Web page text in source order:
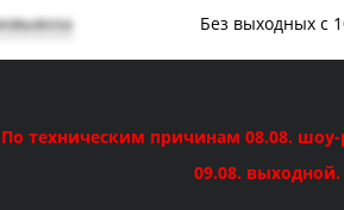
Без выходных с
По техническим причинам 08.08. шоу-
09.08. выходной.